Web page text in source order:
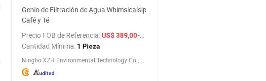
/ Pieza
Genio de Filtración de Agua Whimsicalsip
Café y Té
Precio FOB de Referencia:US$ 389,00-399,00
Cantidad Mínima: 1 Pieza